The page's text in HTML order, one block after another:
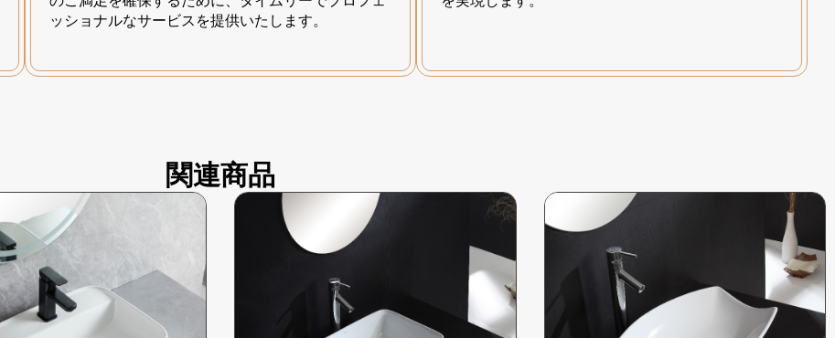
ッショナルなサービスを提供いたします。
関連商品